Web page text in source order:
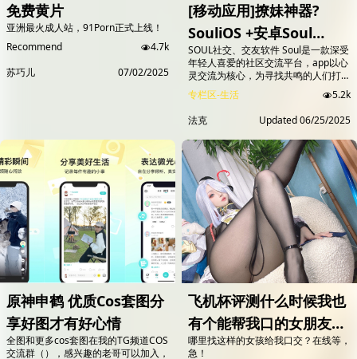
免费黄片
亚洲最火成人站，91Porn正式上线！
Recommend
4.7k
苏巧儿
07/02/2025
[移动应用]撩妹神器?
SouliOS +安卓Soul
v5.74.1免礼物私聊去更新
SOUL社交、交友软件 Soul是一款深受
年轻人喜爱的社区交流平台，app以心
灵交流为核心，为寻找共鸣的人们打造
一个自由表达的空间。这款应用让用户
能够跨越地域、年龄、性别等界限，与
志同道合的人建立深厚的联系。在这
里，你可以分享自己的生活点滴，倾诉
内心的烦恼，也可以找到懂你的人，分
享彼此的喜怒哀乐。 Soul致力于打造
一个纯净的社交环境，让用户能够在这
里找到真正的朋友。Soul国际版通过
独...
专栏区-生活
5.2k
法克
Updated06/25/2025
原神申鹤 优质Cos套图分
享好图才有好心情
全图和更多cos套图在我的TG频道COS
交流群（），感兴趣的老哥可以加入，
飞机杯评测什么时候我也
有个能帮我口的女朋友口
交杯使用体验报告刺激偏
哪里找这样的女孩给我口交？在线等，
急！